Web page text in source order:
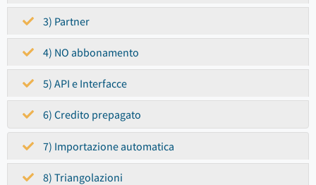
3) Partner
4) NO abbonamento
5) API e Interfacce
6) Credito prepagato
7) Importazione automatica
8) Triangolazioni